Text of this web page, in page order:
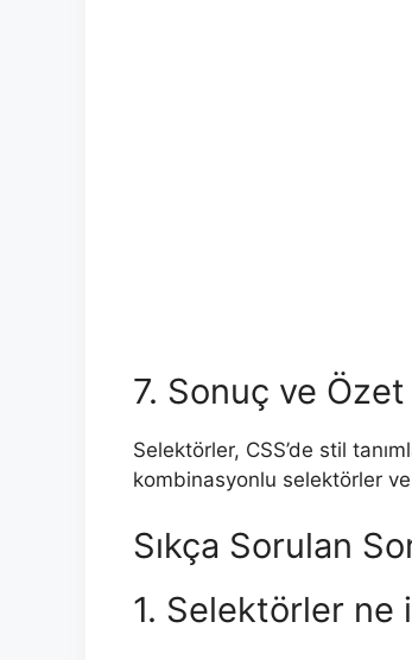
7. Sonuç ve Özet
Selektörler, CSS’de stil
kombinasyonlu selektörler
Sıkça Sorulan
1. Selektörler ne